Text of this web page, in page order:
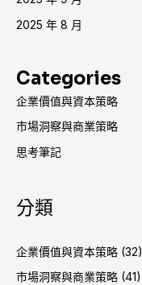
2025 年 8 月
Categories
企業價值與資本策略
市場洞察與商業策略
思考筆記
分類
企業價值與資本策略 (32)
市場洞察與商業策略 (41)